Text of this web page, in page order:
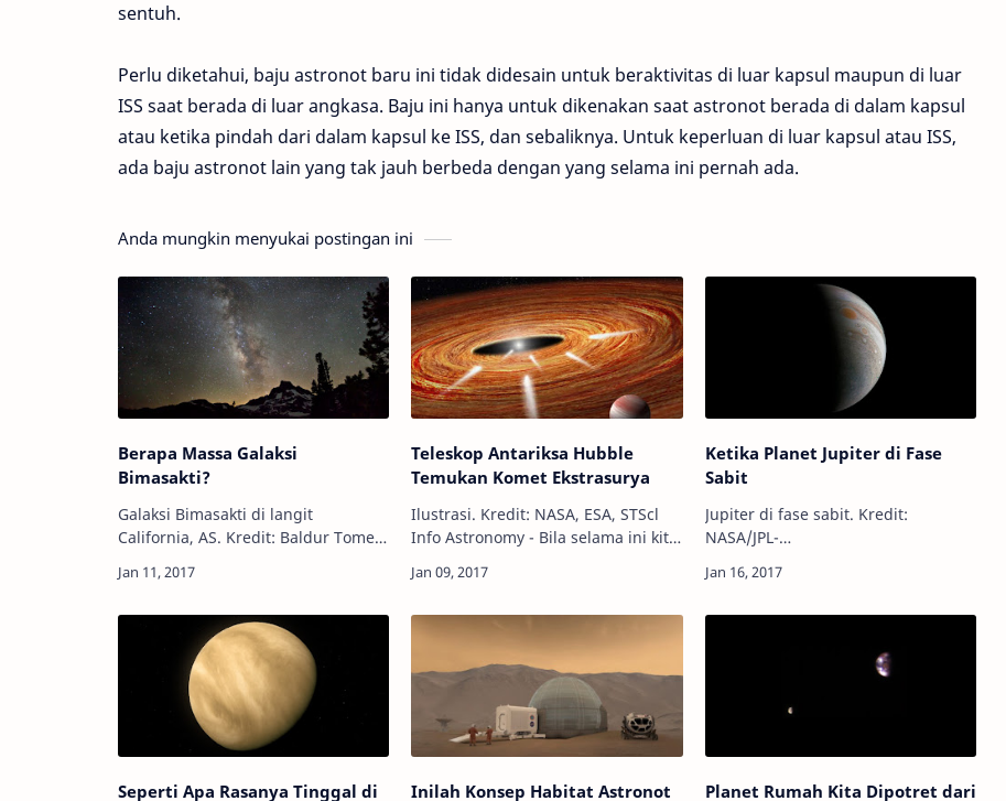
sentuh.
Perlu diketahui, baju astronot baru ini tidak didesain untuk beraktivitas di luar kapsul maupun di luar
ISS saat berada di luar angkasa. Baju ini hanya untuk dikenakan saat astronot berada di dalam kapsul
atau ketika pindah dari dalam kapsul ke ISS, dan sebaliknya. Untuk keperluan di luar kapsul atau ISS,
ada baju astronot lain yang tak jauh berbeda dengan yang selama ini pernah ada.
Anda mungkin menyukai postingan ini
Berapa Massa Galaksi
Bimasakti?
Galaksi Bimasakti di langit
California, AS. Kredit: Baldur Tome
penelitian terbaru di bidang
telah berhasi…
Teleskop Antariksa Hubble
Temukan Komet Ekstrasurya
Ilustrasi. Kredit: NASA, ESA, STScl
Info Astronomy - Bila selama ini kita
ekstrasurya atau planet yang
Matahari, baru…
Ketika Planet Jupiter di Fase
Sabit
Jupiter di fase sabit. Kredit:
NASA/JPL-
Tkachenko Info Astronomy - Ini
Seperti Apa Rasanya Tinggal di
Inilah Konsep Habitat Astronot
Planet Rumah Kita Dipotret dari